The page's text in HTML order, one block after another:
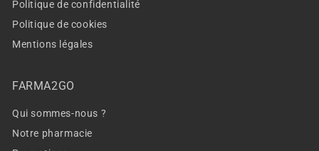
Politique de confidentialité
Politique de cookies
Mentions légales
FARMA2GO
Qui sommes-nous ?
Notre pharmacie